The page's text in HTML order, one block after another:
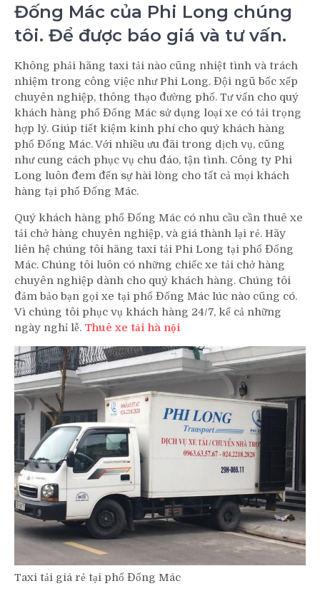
Đống Mác của Phi Long chúng
tôi. Để được báo giá và tư vấn.
Không phải hãng taxi tải nào cũng nhiệt tình và trách
nhiệm trong công việc như Phi Long. Đội ngũ bốc xếp
chuyên nghiệp, thông thạo đường phố. Tư vấn cho quý
khách hàng phố Đống Mác sử dụng loại xe có tải trọng
hợp lý. Giúp tiết kiệm kinh phí cho quý khách hàng
phố Đống Mác. Với nhiều ưu đãi trong dịch vụ, cũng
như cung cách phục vụ chu đáo, tận tình. Công ty Phi
Long luôn đem đến sự hài lòng cho tất cả mọi khách
hàng tại phố Đống Mác.
Quý khách hàng phố Đống Mác có nhu cầu cần thuê xe
tải chở hàng chuyên nghiệp, và giá thành lại rẻ. Hãy
liên hệ chúng tôi hãng taxi tải Phi Long tại phố Đống
Mác. Chúng tôi luôn có những chiếc xe tải chở hàng
chuyên nghiệp dành cho quý khách hàng. Chúng tôi
đảm bảo bạn gọi xe tại phố Đống Mác lúc nào cũng có.
Vì chúng tôi phục vụ khách hàng 24/7, kể cả những
ngày nghỉ lễ. Thuê xe tải hà nội
Taxi tải giá rẻ tại phố Đống Mác